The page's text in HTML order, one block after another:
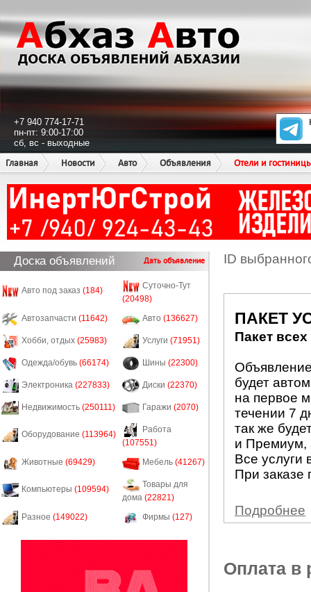
+7 940 774-17-71
пн-пт: 9:00-17:00
сб, вс - выходные
Главная
Новости Авто Объявления Отели и
Доска объявлений Дать объявление
Авто под заказ (184)
Суточно-Тут
(20498)
Автозапчасти (11642) Авто (136627)
Хобби, отдых (25983) Услуги (71951)
Одежда/обувь (66174) Шины (22300)
Электроника (227833) Диски (22370)
Недвижимость (250111) Гаражи (2070)
Оборудование (113964)
Работа
(107551)
Животные (69429) Мебель (41267)
Компьютеры (109594)
Товары для
дома (22821)
Разное (149022) Фирмы (127)
ID
ПАКЕТ
Пакет
будет
на первое
течении 7
так же
и Премиум,
Все услуги
При заказе
Подробнее
Оплата в